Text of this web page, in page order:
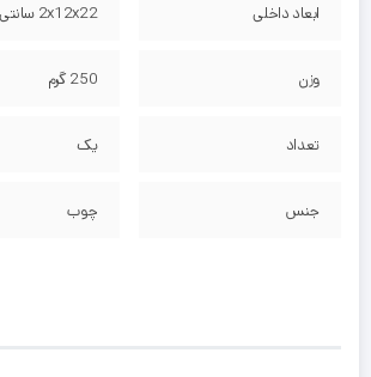
ابعاد داخلی 2x12x22 سانتی‌متر
وزن 250 گرم
تعداد یک
جنس چوب